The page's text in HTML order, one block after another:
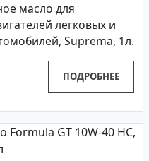
масло для
легковых и
Suprema, 1л.
ПОДРОБНЕЕ